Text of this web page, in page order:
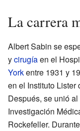
La carrera
Albert Sabin se
ycirugíaen el
Yorkentre 1931 y
en el Instituto Lister
Después, se unió al
Investigación
Rockefeller.